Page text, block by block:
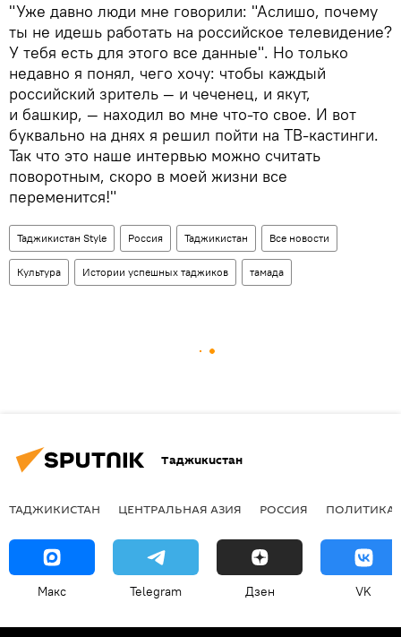
"Уже давно люди мне говорили: "Аслишо, почему
ты не идешь работать на российское телевидение?
У тебя есть для этого все данные". Но только
недавно я понял, чего хочу: чтобы каждый
российский зритель — и чеченец, и якут,
и башкир, — находил во мне что-то свое. И вот
буквально на днях я решил пойти на ТВ-кастинги.
Так что это наше интервью можно считать
поворотным, скоро в моей жизни все
переменится!"
Таджикистан Style Россия Таджикистан Все новости
Культура Истории успешных таджиков тамада
Таджикистан
ТАДЖИКИСТАН ЦЕНТРАЛЬНАЯ АЗИЯ РОССИЯ ПОЛИТИКА
Макс Telegram Дзен VK